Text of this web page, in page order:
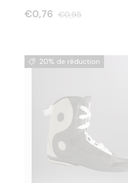
€0,76 €0,95
20% de réduction